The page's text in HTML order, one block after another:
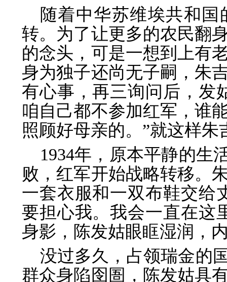
随着中华苏维埃共和
转。为了让更多的农民翻
的念头，可是一想到上有
身为独子还尚无子嗣，朱
有心事，再三询问后，发
咱自己都不参加红军，谁
照顾好母亲的。”就这样
1934年，原本平静的生
败，红军开始战略转移。
一套衣服和一双布鞋交给
要担心我。我会一直在这
身影，陈发姑眼眶湿润，
没过多久，占领瑞金的
群众身陷囹圄，陈发姑具